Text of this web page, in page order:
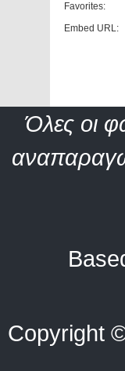
Favorites:
Embed URL:
Όλες οι
Copyright